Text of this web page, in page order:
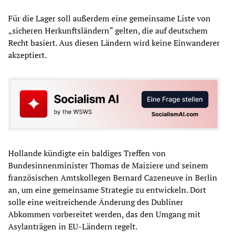
Für die Lager soll außerdem eine gemeinsame Liste von
„sicheren Herkunftsländern“ gelten, die auf deutschem
Recht basiert. Aus diesen Ländern wird keine Einwanderer
akzeptiert.
Hollande kündigte ein baldiges Treffen von
Bundesinnenminister Thomas de Maiziere und seinem
französischen Amtskollegen Bernard Cazeneuve in Berlin
an, um eine gemeinsame Strategie zu entwickeln. Dort
solle eine weitreichende Änderung des Dubliner
Abkommen vorbereitet werden, das den Umgang mit
Asylanträgen in EU-Ländern regelt.